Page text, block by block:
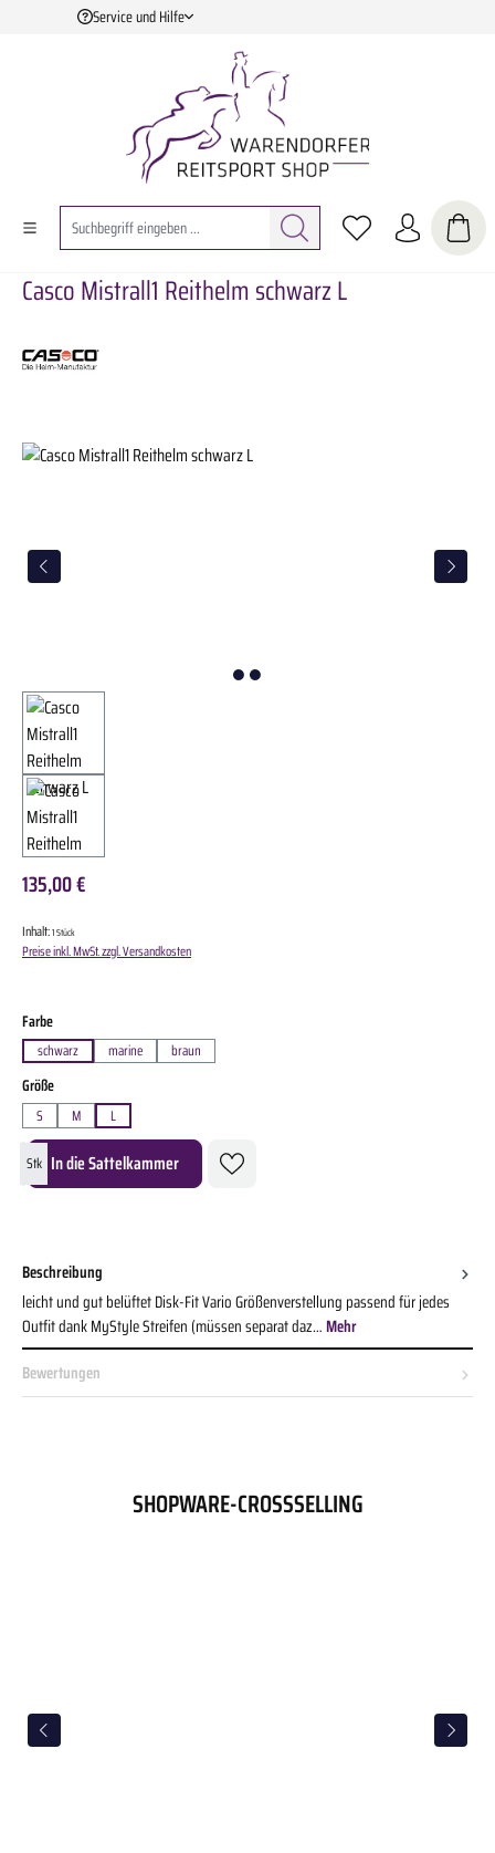
Zum Hauptinhalt springen
Service und Hilfe
Casco Mistrall1 Reithelm schwarz L
Bildergalerie überspringen
135,00 €
Inhalt:1 Stück
Preise inkl. MwSt. zzgl. Versandkosten
Farbeauswählen
schwarz marine braun
Größeauswählen
S M L
Produkt Anzahl: Gib den gewünschten Wert ein oder benutze die Schaltflächen um die
Stk In die Sattelkammer
Beschreibung
leicht und gut belüftet Disk-Fit Vario Größenverstellung passend für jedes
Outfit dank MyStyle Streifen (müssen separat daz…Mehr
Bewertungen
SHOPWARE-CROSSSELLING